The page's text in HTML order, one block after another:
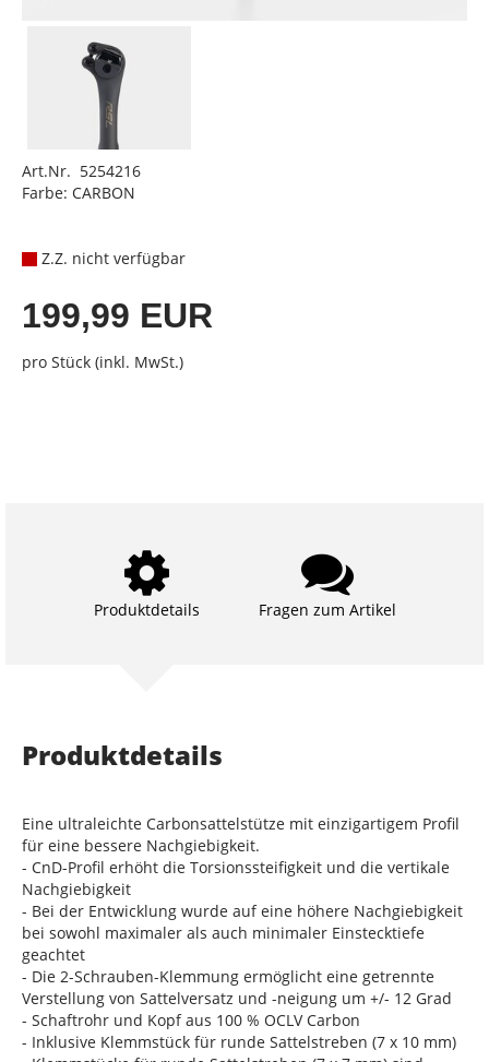
Art.Nr. 5254216
Farbe: CARBON
Z.Z. nicht verfügbar
199,99 EUR
pro Stück (inkl. MwSt.)
Produktdetails Fragen zum Artikel
Produktdetails
Eine ultraleichte Carbonsattelstütze mit einzigartigem Profil
für eine bessere Nachgiebigkeit.
- CnD-Profil erhöht die Torsionssteifigkeit und die vertikale
Nachgiebigkeit
- Bei der Entwicklung wurde auf eine höhere Nachgiebigkeit
bei sowohl maximaler als auch minimaler Einstecktiefe
geachtet
- Die 2-Schrauben-Klemmung ermöglicht eine getrennte
Verstellung von Sattelversatz und -neigung um +/- 12 Grad
- Schaftrohr und Kopf aus 100 % OCLV Carbon
- Inklusive Klemmstück für runde Sattelstreben (7 x 10 mm)